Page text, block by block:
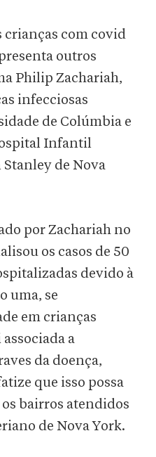
crianças com covid
outros
Philip Zachariah,
infecciosas
de Colúmbia e
Infantil
de Nova
por Zachariah no
os casos de 50
devido à
uma, se
em crianças
a
da doença,
que isso possa
bairros atendidos
de Nova York.